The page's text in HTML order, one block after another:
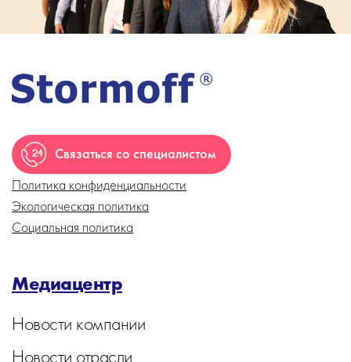
Связаться со специалистом
Политика конфиденциальности
Экологическая политика
Социальная политика
Медиацентр
Новости компании
Новости отрасли